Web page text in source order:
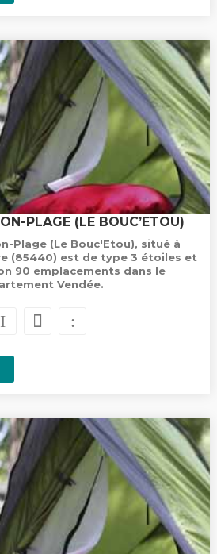
PLAGE (LE BOUC’ETOU)
Plage (Le Bouc'Etou), situé à
(85440) est de type 3 étoiles et
90 emplacements dans le
Vendée.